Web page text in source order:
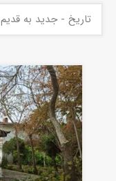
تاریخ - جدید به قدیم